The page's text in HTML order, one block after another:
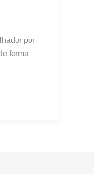
por
forma